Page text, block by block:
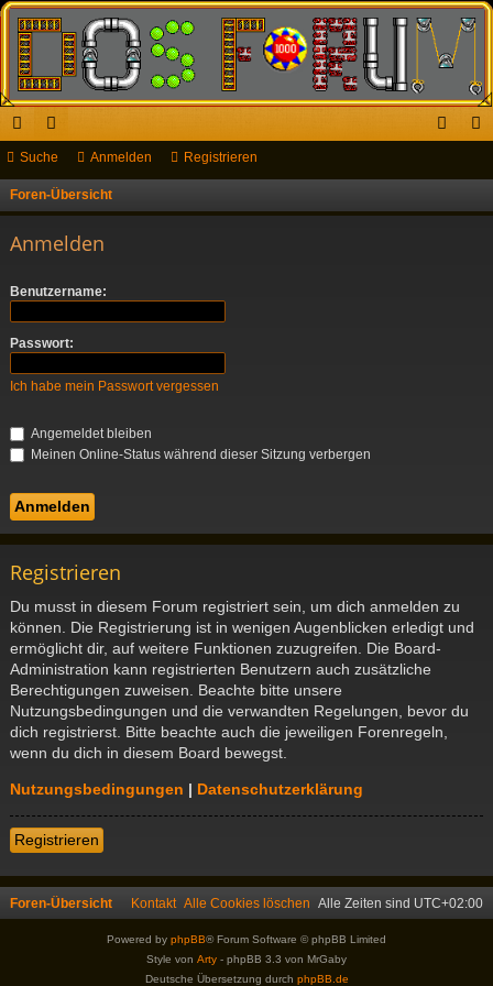
ch
ne
riff
or
en
Suche Anmelden Registrieren
Foren-Übersicht
Anmelden
Benutzername:
Passwort:
Ich habe mein Passwort vergessen
Angemeldet bleiben
Meinen Online-Status während dieser Sitzung verbergen
Registrieren
Du musst in diesem Forum registriert sein, um dich anmelden zu
können. Die Registrierung ist in wenigen Augenblicken erledigt und
ermöglicht dir, auf weitere Funktionen zuzugreifen. Die Board-
Administration kann registrierten Benutzern auch zusätzliche
Berechtigungen zuweisen. Beachte bitte unsere
Nutzungsbedingungen und die verwandten Regelungen, bevor du
dich registrierst. Bitte beachte auch die jeweiligen Forenregeln,
wenn du dich in diesem Board bewegst.
Nutzungsbedingungen | Datenschutzerklärung
Registrieren
Foren-Übersicht Alle Zeiten sind UTC+02:00
Alle Cookies löschen
Kontakt
Powered by phpBB® Forum Software © phpBB Limited
Style von Arty - phpBB 3.3 von MrGaby
Deutsche Übersetzung durch phpBB.de